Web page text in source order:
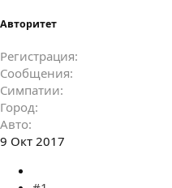
Авторитет
Регистрация
Сообщения
Симпатии
Город
Авто
9 Окт 2017